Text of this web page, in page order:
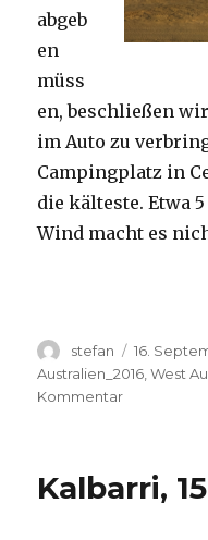
abgeb
en
müss
en, beschließen
im Auto zu
Campingplatz in
die kälteste. Etwa
Wind macht es
Autor
stefan
am
16.
Australien_2016 ,West
Kommentarzu
Kalbarri,